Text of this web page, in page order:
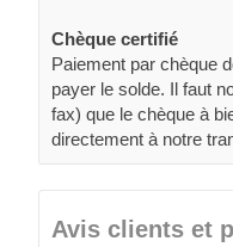
Chèque certifié
Paiement par chèque
payer le solde. Il faut
fax) que le chèque à
directement à notre
Avis clients et